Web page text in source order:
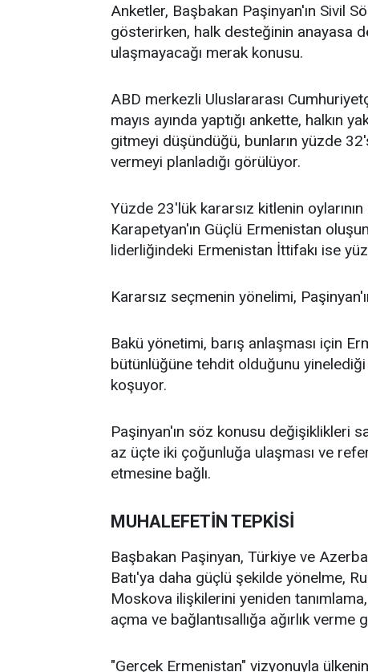
Anketler, Başbakan Paşinyan'ın Sivil
gösterirken, halk desteğinin anayasa
ulaşmayacağı merak konusu.
ABD merkezli Uluslararası
mayıs ayında yaptığı ankette, halkın
gitmeyi düşündüğü, bunların yüzde
vermeyi planladığı görülüyor.
Yüzde 23'lük kararsız kitlenin
Karapetyan'ın Güçlü Ermenistan
liderliğindeki Ermenistan İttifakı ise
Kararsız seçmenin yönelimi,
Bakü yönetimi, barış anlaşması için
bütünlüğüne tehdit olduğunu
koşuyor.
Paşinyan'ın söz konusu değişiklikleri
az üçte iki çoğunluğa ulaşması ve
etmesine bağlı.
MUHALEFETİN TEPKİSİ
Başbakan Paşinyan, Türkiye ve
Batı'ya daha güçlü şekilde yönelme,
Moskova ilişkilerini yeniden
açma ve bağlantısallığa ağırlık verme
"Gerçek Ermenistan" vizyonuyla